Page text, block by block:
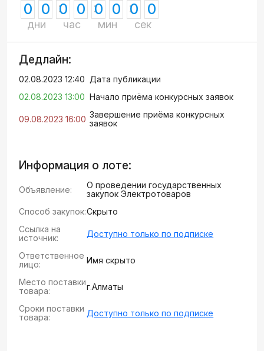
0 0
дни
0 0
час
0 0
мин
0 0
сек
Дедлайн:
02.08.2023 12:40 Дата публикации
02.08.2023 13:00 Начало приёма конкурсных заявок
09.08.2023 16:00 Завершение приёма конкурсных
заявок
Информация о лоте:
Объявление:
О проведении государственных
закупок Электротоваров
Способ закупок:Скрыто
Ссылка на
источник:
Доступно только по подписке
Ответственное
лицо:
Имя скрыто
Место поставки
товара:
г.Алматы
Сроки поставки
товара:
Доступно только по подписке